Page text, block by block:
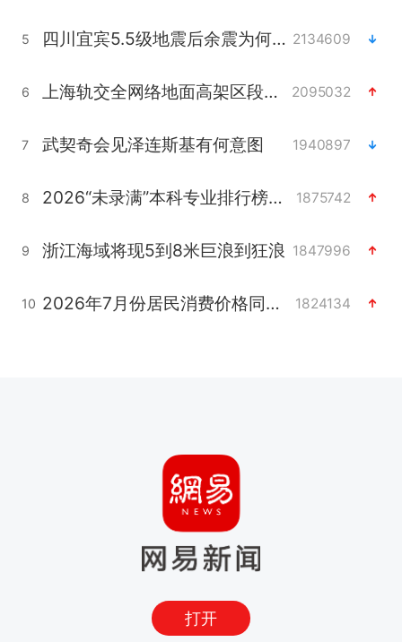
5 四川宜宾5.5级地震后余震为何不断 2134609
6 上海轨交全网络地面高架区段限速运行 2095032
7 武契奇会见泽连斯基有何意图 1940897
8 2026“未录满”本科专业排行榜出炉 1875742
9 浙江海域将现5到8米巨浪到狂浪 1847996
10 2026年7月份居民消费价格同比上涨0.5% 1824134
打开